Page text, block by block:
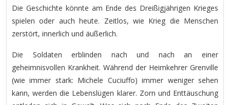
Die Geschichte könnte am Ende des Dreißigjährigen Krieges
spielen oder auch heute. Zeitlos, wie Krieg die Menschen
zerstört, innerlich und äußerlich.
Die Soldaten erblinden nach und nach an einer
geheimnisvollen Krankheit. Während der Heimkehrer Grenville
(wie immer stark: Michele Cuciuffo) immer weniger sehen
kann, werden die Lebenslügen klarer. Zorn und Enttäuschung